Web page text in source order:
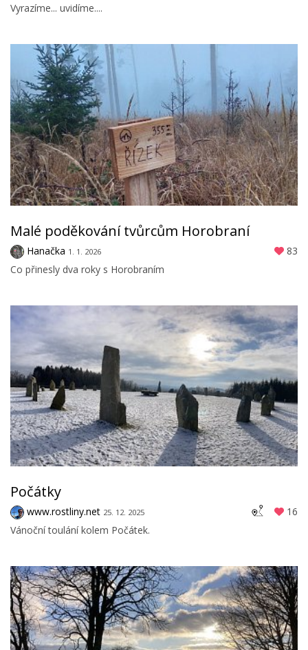
Vyrazíme... uvidíme....
Malé poděkování tvůrcům Horobraní
Hanačka 1. 1. 2026
83
Co přinesly dva roky s Horobraním
Počátky
www.rostliny.net 25. 12. 2025
16
Vánoční toulání kolem Počátek.